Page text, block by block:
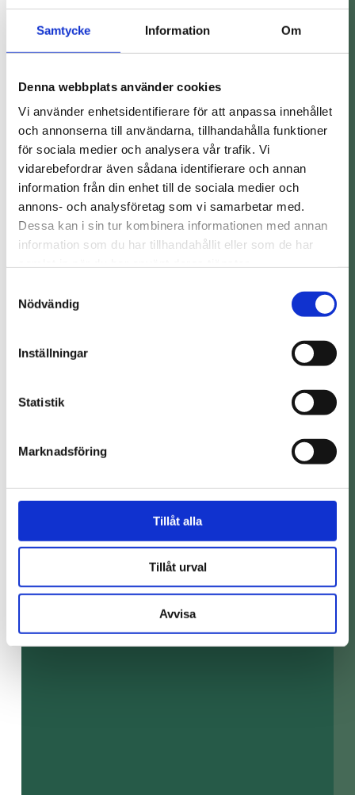
Samtycke Information Om
Denna webbplats använder cookies
Vi använder enhetsidentifierare för att anpassa innehållet
och annonserna till användarna, tillhandahålla funktioner
för sociala medier och analysera vår trafik. Vi
vidarebefordrar även sådana identifierare och annan
information från din enhet till de sociala medier och
annons- och analysföretag som vi samarbetar med.
Dessa kan i sin tur kombinera informationen med annan
information som du har tillhandahållit eller som de har
Nödvändig
Inställningar
Statistik
Marknadsföring
Tillåt alla
Tillåt urval
Avvisa